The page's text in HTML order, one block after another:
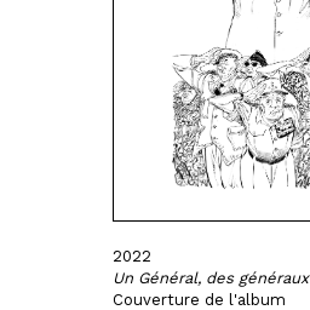
2022
Un Général, des généraux
Couverture de l'album